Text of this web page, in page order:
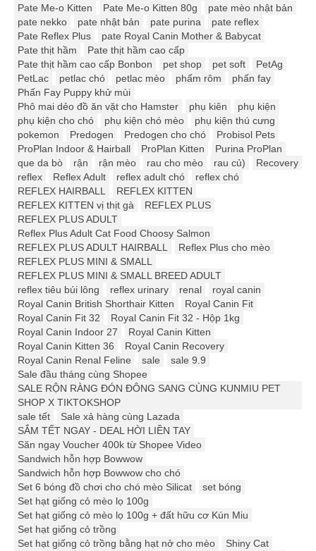
Pate Me-o Kitten
Pate Me-o Kitten 80g
pate mèo nhật bản
pate nekko
pate nhật bản pate purina
pate reflex
Pate Reflex Plus
pate Royal Canin Mother & Babycat
Pate thịt hầm
Pate thịt hầm cao cấp
Pate thịt hầm cao cấp Bonbon
pet shop pet soft
PetAg
PetLac
petlac chó petlac mèo phấm rôm
phấn fay
Phấn Fay Puppy khử mùi
Phô mai dẻo đồ ăn vặt cho Hamster
phụ kiên
phụ kiện
phụ kiện cho chó
phụ kiện chó mèo
phụ kiện thú cưng
pokemon
Predogen Predogen cho chó
Probisol Pets
ProPlan Indoor & Hairball
ProPlan Kitten
Purina ProPlan
que da bò
rận rận mèo rau cho mèo rau củ)
Recovery
reflex
Reflex Adult reflex adult chó
reflex chó
REFLEX HAIRBALL
REFLEX KITTEN
REFLEX KITTEN vị thịt gà
REFLEX PLUS
REFLEX PLUS ADULT
Reflex Plus Adult Cat Food Choosy Salmon
REFLEX PLUS ADULT HAIRBALL
Reflex Plus cho mèo
REFLEX PLUS MINI & SMALL
REFLEX PLUS MINI & SMALL BREED ADULT
reflex tiêu búi lông
reflex urinary renal
royal canin
Royal Canin British Shorthair Kitten
Royal Canin Fit
Royal Canin Fit 32
Royal Canin Fit 32 - Hộp 1kg
Royal Canin Indoor 27
Royal Canin Kitten
Royal Canin Kitten 36
Royal Canin Recovery
Royal Canin Renal Feline
sale
sale 9.9
Sale đầu tháng cùng Shopee
SALE RỘN RÀNG ĐÓN ĐÔNG SANG CÙNG KUNMIU PET
SHOP X TIKTOKSHOP
sale tết
Sale xả hàng cùng Lazada
SẮM TẾT NGAY - DEAL HỜI LIỀN TAY
Săn ngay Voucher 400k từ Shopee Video
Sandwich hỗn hợp Bowwow
Sandwich hỗn hợp Bowwow cho chó
Set 6 bóng đồ chơi cho chó mèo Silicat
set bóng
Set hạt giống cỏ mèo lọ 100g
Set hạt giống cỏ mèo lọ 100g + đất hữu cơ Kún Miu
Set hạt giống cỏ trồng
Set hạt giống cỏ trồng bằng hạt nở cho mèo
Shiny Cat